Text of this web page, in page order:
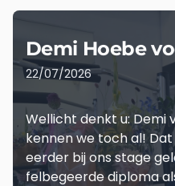
Demi Hoebe
22/07/2026
Wellicht denkt u: Demi
kennen we toch al!
eerder bij ons stage
felbegeerde diploma